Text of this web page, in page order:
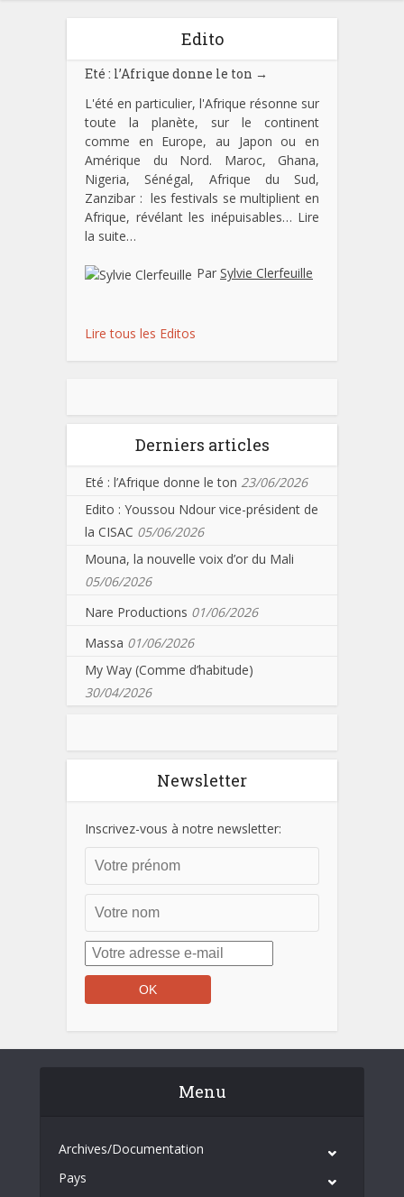
Edito
Eté : l’Afrique donne le ton →
L'été en particulier, l'Afrique résonne sur
toute la planète, sur le continent
comme en Europe, au Japon ou en
Amérique du Nord. Maroc, Ghana,
Nigeria, Sénégal, Afrique du Sud,
Zanzibar : les festivals se multiplient en
Afrique, révélant les inépuisables… Lire
la suite…
Par Sylvie Clerfeuille
Lire tous les Editos
Derniers articles
Eté : l’Afrique donne le ton 23/06/2026
Edito : Youssou Ndour vice-président de
la CISAC 05/06/2026
Mouna, la nouvelle voix d’or du Mali
05/06/2026
Nare Productions 01/06/2026
Massa 01/06/2026
My Way (Comme d’habitude)
30/04/2026
Newsletter
Inscrivez-vous à notre newsletter:
Menu
Archives/Documentation
Pays